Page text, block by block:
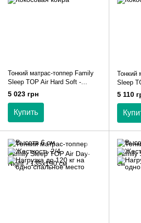
Тонкий матрас-топпер Family
Sleep TOP Air Hard Soft -
135х190 см
5 023 грн
Купить
Тонкий
Sleep
см
5 110